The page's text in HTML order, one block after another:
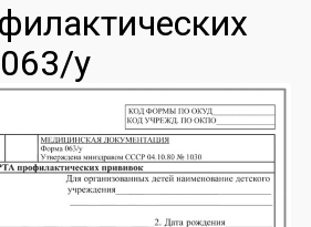
у